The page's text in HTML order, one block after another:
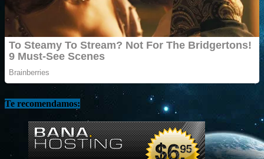
Te recomendamos: